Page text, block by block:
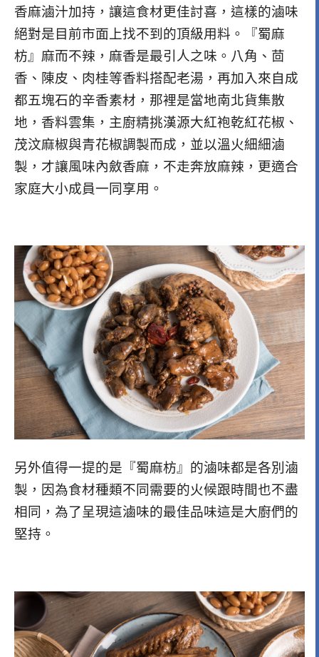
香麻滷汁加持，讓這食材更佳討喜，這樣的滷味
絕對是目前市面上找不到的頂級用料。『蜀麻
枋』麻而不辣，麻香是最引人之味。八角、茴
香、陳皮、肉桂等香料搭配老湯，再加入來自成
都五塊石的辛香素材，那裡是當地南北貨集散
地，香料雲集，主廚精挑漢源大紅袍乾紅花椒、
茂汶麻椒與青花椒調製而成，並以溫火細細滷
製，才讓風味內斂香麻，不走奔放麻辣，更適合
家庭大小成員一同享用。
另外值得一提的是『蜀麻枋』的滷味都是各別滷
製，因為食材種類不同需要的火候跟時間也不盡
相同，為了呈現這滷味的最佳品味這是大廚們的
堅持。